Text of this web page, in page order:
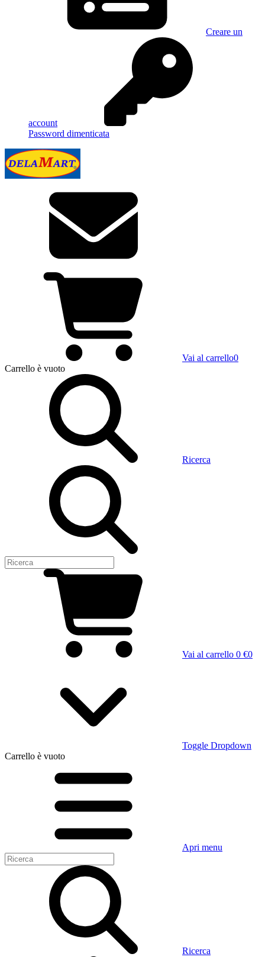
Creare un
account
Password dimenticata
Vai al carrello0
Carrello è vuoto
Ricerca
Vai al carrello 0 €0
Toggle Dropdown
Carrello è vuoto
Apri menu
Ricerca